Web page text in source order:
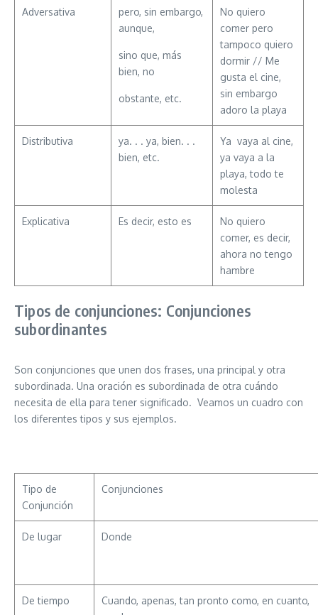
Adversativa
pero, sin embargo,
aunque,
sino que, más
bien, no
obstante, etc.
No quiero
comer pero
tampoco quiero
dormir // Me
gusta el cine,
sin embargo
adoro la playa
Distributiva
ya. . . ya, bien. . .
bien, etc.
Ya vaya al cine,
ya vaya a la
playa, todo te
molesta
Explicativa Es decir, esto es
No quiero
comer, es decir,
ahora no tengo
hambre
Tipos de conjunciones: Conjunciones
subordinantes
Son conjunciones que unen dos frases, una principal y otra
subordinada. Una oración es subordinada de otra cuándo
necesita de ella para tener significado. Veamos un cuadro con
los diferentes tipos y sus ejemplos.
Tipo de
Conjunción
Conjunciones
De lugar Donde
De tiempo
Cuando, apenas, tan pronto como, en cuanto,